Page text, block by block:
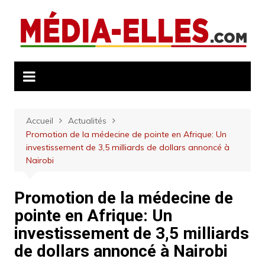
contenu
Accueil
Actualités
Promotion de la médecine de pointe en Afrique: Un
investissement de 3,5 milliards de dollars annoncé à
Nairobi
Promotion de la médecine de
pointe en Afrique: Un
investissement de 3,5 milliards
de dollars annoncé à Nairobi